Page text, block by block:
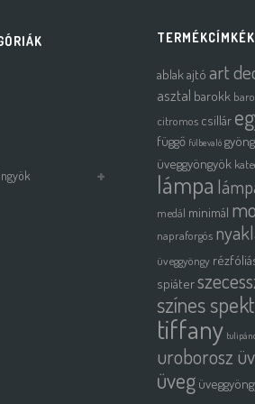
TERMÉKCÍMKÉK
ablakajtó art
asztal barokk
citromos csillár
függő fülbevaló
üveggyöngyök
lámpa
medál minimál
napraforgós
üveggyöngy
spiáter
színes
tiffany
uroborosz
üveg